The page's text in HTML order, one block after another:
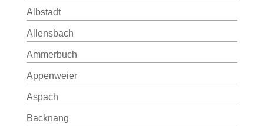
Albstadt
Allensbach
Ammerbuch
Appenweier
Aspach
Backnang